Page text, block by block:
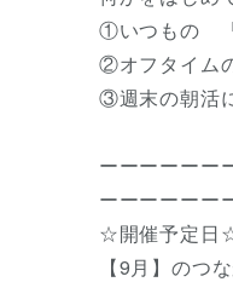
①いつもの
②オフタイム
③週末の朝活
ーーーーーー
ーーーーーー
☆開催予定日
【9月】のつ